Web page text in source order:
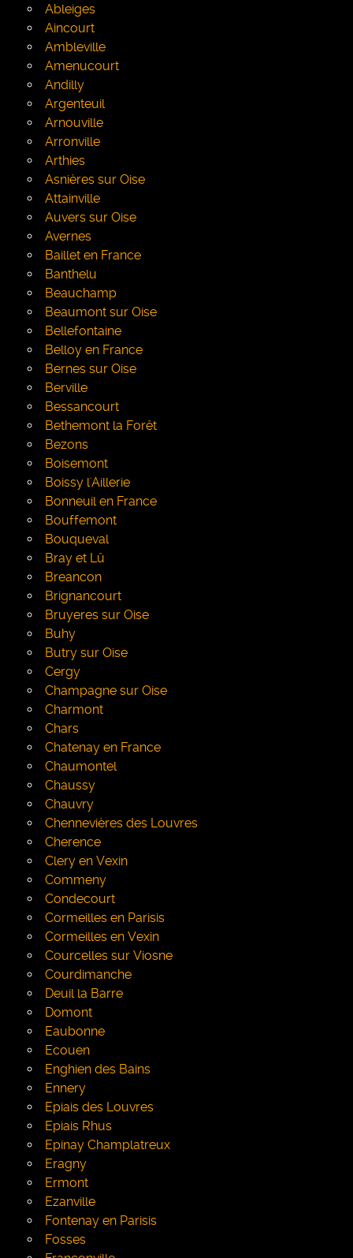
Ableiges
Aincourt
Ambleville
Amenucourt
Andilly
Argenteuil
Arnouville
Arronville
Arthies
Asnières sur Oise
Attainville
Auvers sur Oise
Avernes
Baillet en France
Banthelu
Beauchamp
Beaumont sur Oise
Bellefontaine
Belloy en France
Bernes sur Oise
Berville
Bessancourt
Bethemont la Forêt
Bezons
Boisemont
Boissy l'Aillerie
Bonneuil en France
Bouffemont
Bouqueval
Bray et Lû
Breancon
Brignancourt
Bruyeres sur Oise
Buhy
Butry sur Oise
Cergy
Champagne sur Oise
Charmont
Chars
Chatenay en France
Chaumontel
Chaussy
Chauvry
Chennevières des Louvres
Cherence
Clery en Vexin
Commeny
Condecourt
Cormeilles en Parisis
Cormeilles en Vexin
Courcelles sur Viosne
Courdimanche
Deuil la Barre
Domont
Eaubonne
Ecouen
Enghien des Bains
Ennery
Epiais des Louvres
Epiais Rhus
Epinay Champlatreux
Eragny
Ermont
Ezanville
Fontenay en Parisis
Fosses